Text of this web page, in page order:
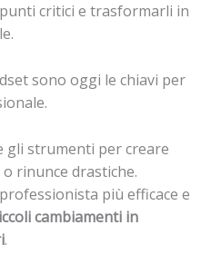
critici e trasformarli in
sono oggi le chiavi per
gli strumenti per creare
rinunce drastiche.
più efficace e
cambiamenti in
.